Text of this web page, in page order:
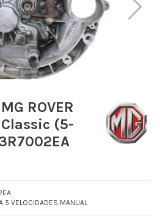
ROVER
Classic (5-
VELOCIDADES MANUAL